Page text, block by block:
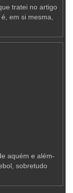
tratei no artigo
em si mesma,
aquém e além-
sobretudo